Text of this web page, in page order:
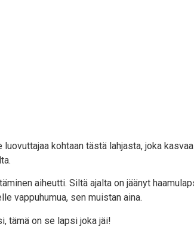
koh­taan täs­tä lah­jas­ta, joka
aiheut­ti. Sil­tä ajal­ta on jää­nyt
vap­pu­hu­mua, sen muis­tan aina.
tämä on se lap­si joka jäi!